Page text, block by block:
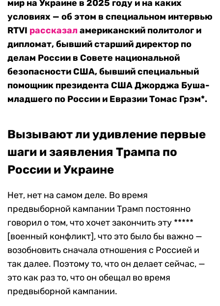
мир на Украине в 2025 году и на каких
условиях — об этом в специальном интервью
RTVI рассказаламериканский политолог и
дипломат, бывший старший директор по
делам России в Совете национальной
безопасности США, бывший специальный
помощник президента США Джорджа Буша-
младшего по России и Евразии Томас Грэм*.
Вызывают ли удивление первые
шаги и заявления Трампа по
России и Украине
Нет, нет на самом деле. Во время
предвыборной кампании Трамп постоянно
говорил о том, что хочет закончить эту *****
[военный конфликт], что это было бы важно —
возобновить сначала отношения с Россией и
так далее. Поэтому то, что он делает сейчас, —
это как раз то, что он обещал во время
предвыборной кампании.